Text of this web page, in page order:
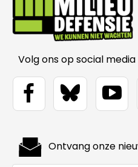
Volg ons op social media
Ontvang onze